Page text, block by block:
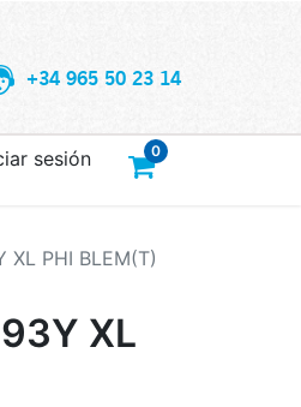
+34 965 50 23 14
0
sesión
XL PHI BLEM(T)
XL